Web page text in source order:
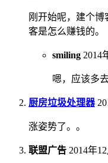
刚开始呢，建个
客是怎么赚钱的。
smiling 2014
嗯，应该多
厨房垃圾处理器
涨姿势了。。
联盟广告 2014年